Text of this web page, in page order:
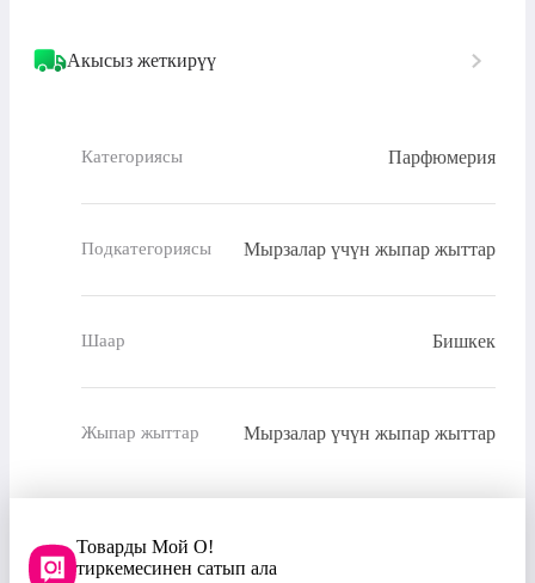
Акысыз жеткирүү
Категориясы Парфюмерия
Подкатегориясы Мырзалар үчүн жыпар жыттар
Шаар Бишкек
Жыпар жыттар Мырзалар үчүн жыпар жыттар
Товарды Мой О!
тиркемесинен сатып ала